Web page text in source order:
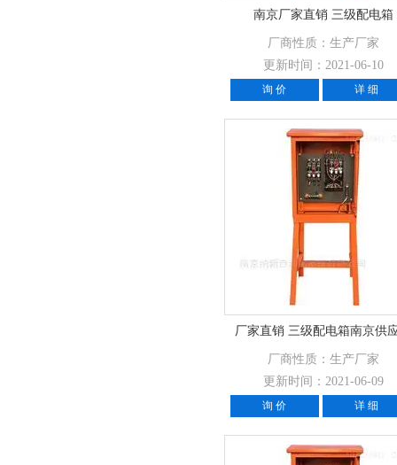
南京厂家直销 三级配电箱
厂商性质：生产厂家
更新时间：2021-06-10
询 价 详 细
厂家直销 三级配电箱南京供
厂商性质：生产厂家
更新时间：2021-06-09
询 价 详 细